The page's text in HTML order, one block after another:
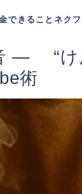
できること ネク
— “け
術